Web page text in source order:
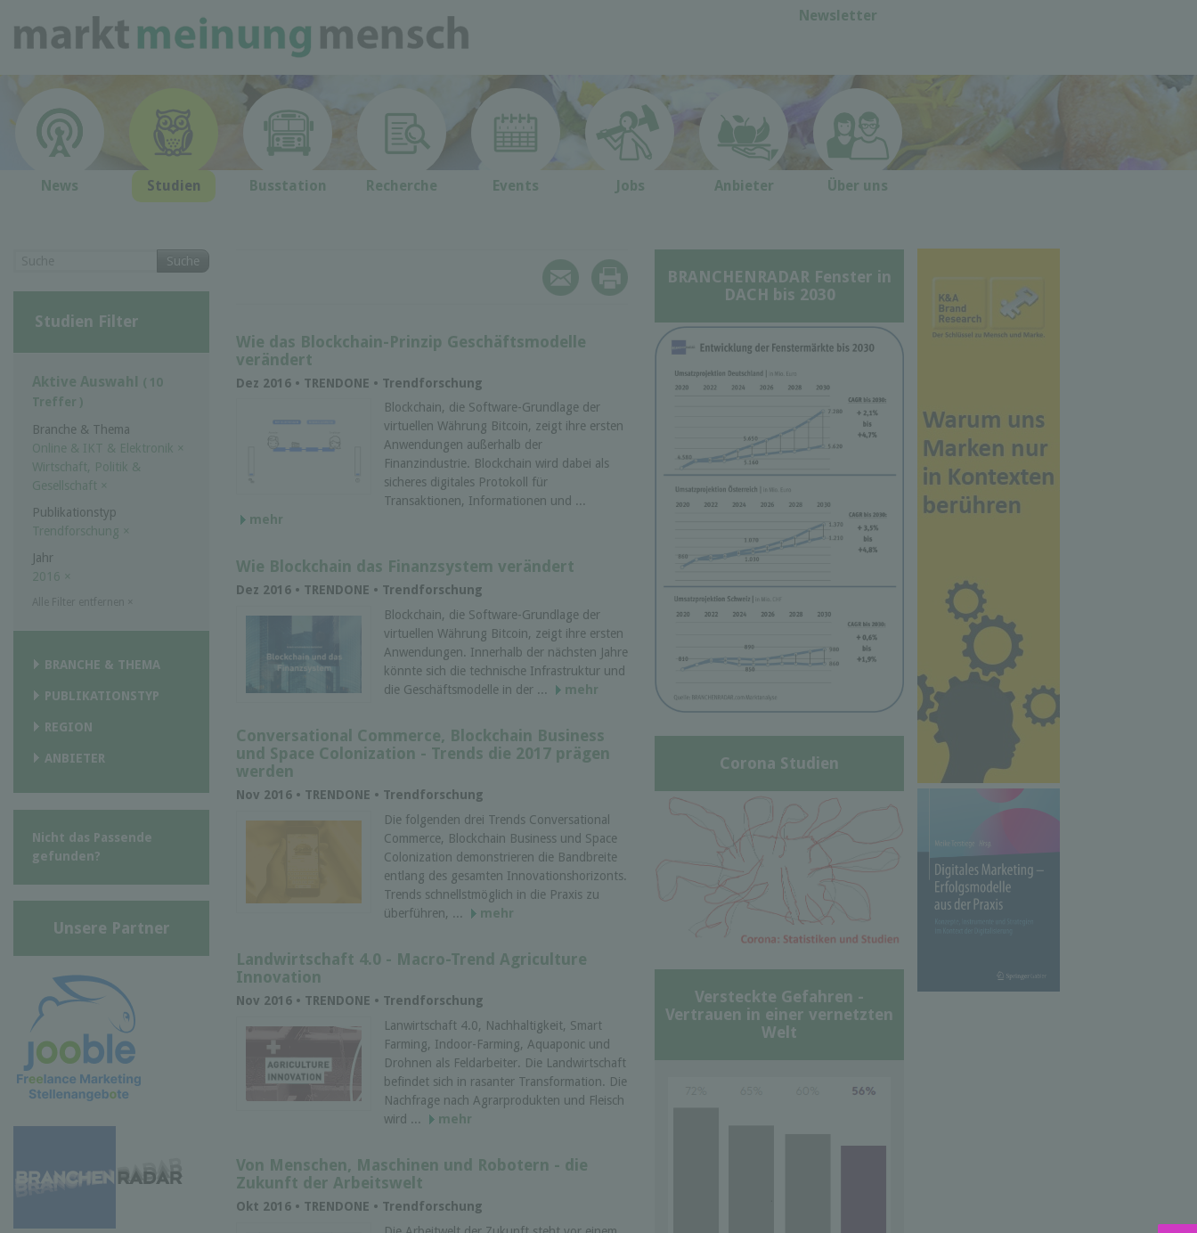
Newsletter
News Studien Busstation Recherche Events Jobs Anbieter Über uns
Wie das Blockchain-Prinzip Geschäftsmodelle
verändert
Dez 2016 • TRENDONE • Trendforschung
Blockchain, die Software-Grundlage der
virtuellen Währung Bitcoin, zeigt ihre ersten
Anwendungen außerhalb der
Finanzindustrie. Blockchain wird dabei als
sicheres digitales Protokoll für
Transaktionen, Informationen und ...
mehr
Wie Blockchain das Finanzsystem verändert
Dez 2016 • TRENDONE • Trendforschung
Blockchain, die Software-Grundlage der
virtuellen Währung Bitcoin, zeigt ihre ersten
Anwendungen. Innerhalb der nächsten Jahre
könnte sich die technische Infrastruktur und
die Geschäftsmodelle in der ...
mehr
Conversational Commerce, Blockchain Business
und Space Colonization - Trends die 2017 prägen
werden
Nov 2016 • TRENDONE • Trendforschung
Die folgenden drei Trends Conversational
Commerce, Blockchain Business und Space
Colonization demonstrieren die Bandbreite
entlang des gesamten Innovationshorizonts.
Trends schnellstmöglich in die Praxis zu
überführen, ...
mehr
Landwirtschaft 4.0 - Macro-Trend Agriculture
Innovation
Nov 2016 • TRENDONE • Trendforschung
Lanwirtschaft 4.0, Nachhaltigkeit, Smart
Farming, Indoor-Farming, Aquaponic und
Drohnen als Feldarbeiter. Die Landwirtschaft
befindet sich in rasanter Transformation. Die
Nachfrage nach Agrarprodukten und Fleisch
wird ...
mehr
Von Menschen, Maschinen und Robotern - die
Zukunft der Arbeitswelt
Okt 2016 • TRENDONE • Trendforschung
Suche
Studien Filter
Aktive Auswahl ( 10
Treffer )
Branche & Thema
Online & IKT & Elektronik ×
Wirtschaft, Politik &
Gesellschaft ×
Publikationstyp
Trendforschung ×
Jahr
2016 ×
BRANCHE & THEMA
PUBLIKATIONSTYP
REGION
ANBIETER
Nicht das Passende
gefunden?
Unsere Partner
BRANCHENRADAR Fenster in
DACH bis 2030
Corona Studien
Versteckte Gefahren -
Vertrauen in einer vernetzten
Welt